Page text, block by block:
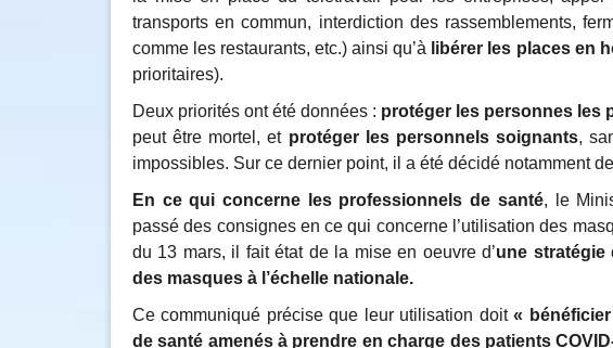
transports en commun, interdiction des rassemblements,
comme les restaurants, etc.) ainsi qu’à libérer les places en
prioritaires).
Deux priorités ont été données : protéger les personnes les
peut être mortel, et protéger les personnels soignants,
impossibles. Sur ce dernier point, il a été décidé notamment
En ce qui concerne les professionnels de santé, le
passé des consignes en ce qui concerne l’utilisation des
du 13 mars, il fait état de la mise en oeuvre d’une stratégie
des masques à l’échelle nationale.
Ce communiqué précise que leur utilisation doit«
de santé amenés à prendre en charge des patients